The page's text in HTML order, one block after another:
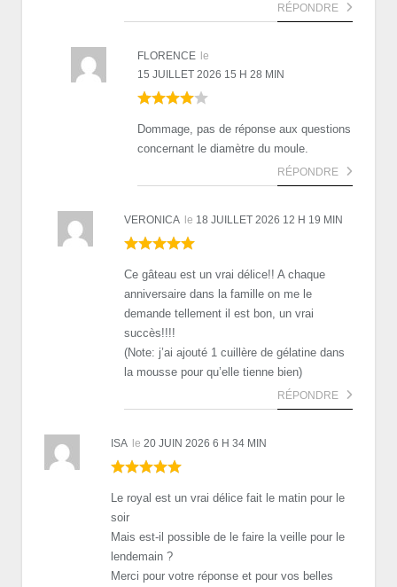
RÉPONDRE
FLORENCE le
15 JUILLET 2026 15 H 28 MIN
Dommage, pas de réponse aux questions
concernant le diamètre du moule.
RÉPONDRE
VERONICA le 18 JUILLET 2026 12 H 19 MIN
Ce gâteau est un vrai délice!! A chaque
anniversaire dans la famille on me le
demande tellement il est bon, un vrai
succès!!!!
(Note: j’ai ajouté 1 cuillère de gélatine dans
la mousse pour qu’elle tienne bien)
RÉPONDRE
ISA le 20 JUIN 2026 6 H 34 MIN
Le royal est un vrai délice fait le matin pour le
soir
Mais est-il possible de le faire la veille pour le
lendemain ?
Merci pour votre réponse et pour vos belles